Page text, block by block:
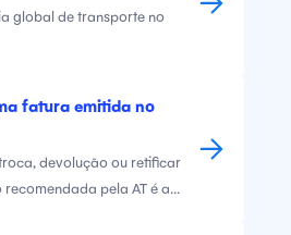
global de transporte no
fatura emitida no
devolução ou retificar
pela AT é a